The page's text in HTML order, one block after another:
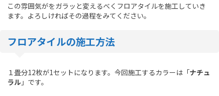
この雰囲気がをガラッと変えるべくフロアタイルを施工していき
ます。よろしければその過程をみてください。
フロアタイルの施工方法
１畳分12枚が1セットになります。今回施工するカラーは「ナチュ
ラル 」です。